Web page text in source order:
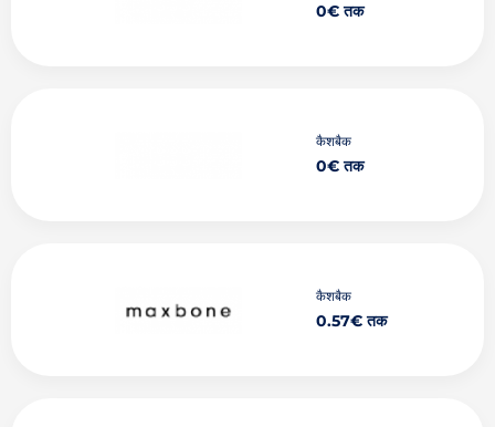
0€ तक
कैशबैक
0€ तक
कैशबैक
0.57€ तक